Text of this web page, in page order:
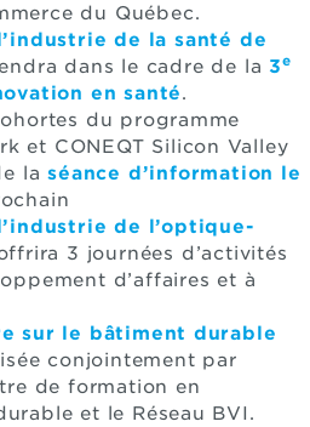
du Québec.
de la santé de
dans le cadre de la3e
en santé.
du programme
et CONEQT Silicon Valley
laséance d’information le
de l’optique-
3 journées d’activités
d’affaires et à
sur le bâtiment durable
conjointement par
de formation en
et le Réseau BVI.